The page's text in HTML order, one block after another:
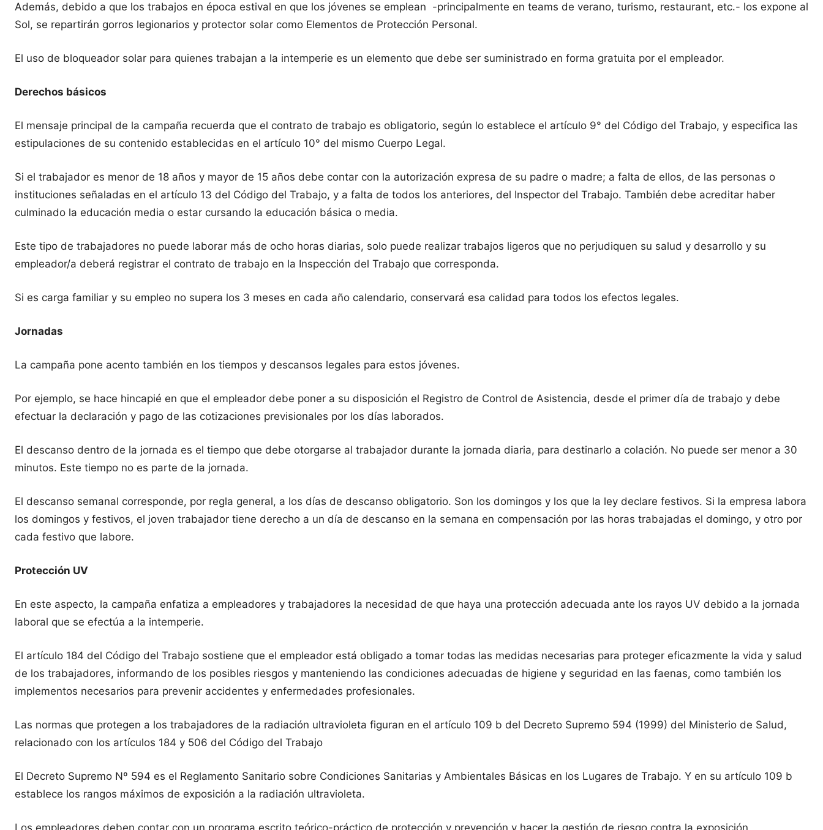
Además, debido a que los trabajos en época estival en que los jóvenes se emplean -principalmente en teams de verano, turismo, restaurant, etc.- los expone al
Sol, se repartirán gorros legionarios y protector solar como Elementos de Protección Personal.
El uso de bloqueador solar para quienes trabajan a la intemperie es un elemento que debe ser suministrado en forma gratuita por el empleador.
Derechos básicos
El mensaje principal de la campaña recuerda que el contrato de trabajo es obligatorio, según lo establece el artículo 9° del Código del Trabajo, y especifica las
estipulaciones de su contenido establecidas en el artículo 10° del mismo Cuerpo Legal.
Si el trabajador es menor de 18 años y mayor de 15 años debe contar con la autorización expresa de su padre o madre; a falta de ellos, de las personas o
instituciones señaladas en el artículo 13 del Código del Trabajo, y a falta de todos los anteriores, del Inspector del Trabajo. También debe acreditar haber
culminado la educación media o estar cursando la educación básica o media.
Este tipo de trabajadores no puede laborar más de ocho horas diarias, solo puede realizar trabajos ligeros que no perjudiquen su salud y desarrollo y su
empleador/a deberá registrar el contrato de trabajo en la Inspección del Trabajo que corresponda.
Si es carga familiar y su empleo no supera los 3 meses en cada año calendario, conservará esa calidad para todos los efectos legales.
Jornadas
La campaña pone acento también en los tiempos y descansos legales para estos jóvenes.
Por ejemplo, se hace hincapié en que el empleador debe poner a su disposición el Registro de Control de Asistencia, desde el primer día de trabajo y debe
efectuar la declaración y pago de las cotizaciones previsionales por los días laborados.
El descanso dentro de la jornada es el tiempo que debe otorgarse al trabajador durante la jornada diaria, para destinarlo a colación. No puede ser menor a 30
minutos. Este tiempo no es parte de la jornada.
El descanso semanal corresponde, por regla general, a los días de descanso obligatorio. Son los domingos y los que la ley declare festivos. Si la empresa labora
los domingos y festivos, el joven trabajador tiene derecho a un día de descanso en la semana en compensación por las horas trabajadas el domingo, y otro por
cada festivo que labore.
Protección UV
En este aspecto, la campaña enfatiza a empleadores y trabajadores la necesidad de que haya una protección adecuada ante los rayos UV debido a la jornada
laboral que se efectúa a la intemperie.
El artículo 184 del Código del Trabajo sostiene que el empleador está obligado a tomar todas las medidas necesarias para proteger eficazmente la vida y salud
de los trabajadores, informando de los posibles riesgos y manteniendo las condiciones adecuadas de higiene y seguridad en las faenas, como también los
implementos necesarios para prevenir accidentes y enfermedades profesionales.
Las normas que protegen a los trabajadores de la radiación ultravioleta figuran en el artículo 109 b del Decreto Supremo 594 (1999) del Ministerio de Salud,
relacionado con los artículos 184 y 506 del Código del Trabajo
El Decreto Supremo Nº 594 es el Reglamento Sanitario sobre Condiciones Sanitarias y Ambientales Básicas en los Lugares de Trabajo. Y en su artículo 109 b
establece los rangos máximos de exposición a la radiación ultravioleta.
Los empleadores deben contar con un programa escrito teórico-práctico de protección y prevención y hacer la gestión de riesgo contra la exposición